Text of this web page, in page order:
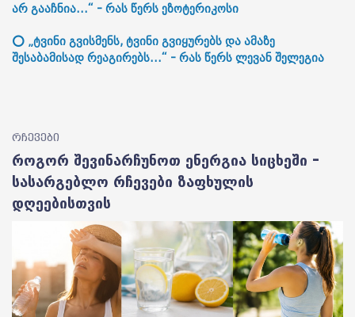
არ გააჩნია...“ - რას წერს ეზოტერიკოსი
⭕ „ტვინი გვისმენს, ტვინი გვიყურებს და ამაზე
შესაბამისად რეაგირებს...“ - რას წერს ლევან შელეგია
რჩევები
როგორ შევინარჩუნოთ ენერგია სიცხეში –
სასარგებლო რჩევები ზაფხულის
დღეებისთვის